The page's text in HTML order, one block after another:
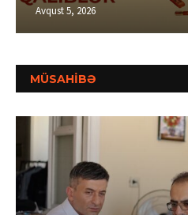
Avqust 5, 2026
MÜSAHİBƏ